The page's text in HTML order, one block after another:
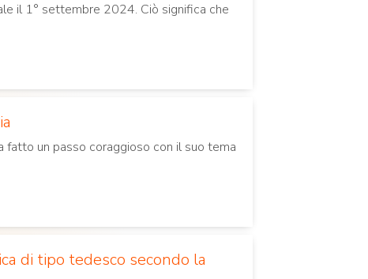
il 1° settembre 2024. Ciò significa che
fatto un passo coraggioso con il suo tema
di tipo tedesco secondo la